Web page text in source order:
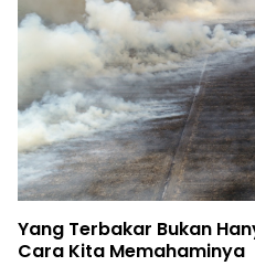
Yang Terbakar Bukan
Cara Kita Memahaminya